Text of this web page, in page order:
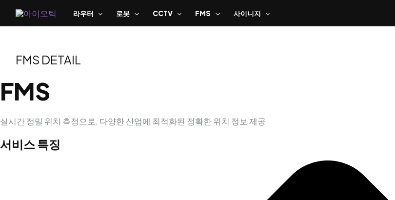
라우터 로봇 CCTV FMS 사이니지
FMS DETAIL
FMS
실시간 정밀 위치 측정으로, 다양한 산업에 최적화된 정확한 위치 정보 제공
서비스 특징